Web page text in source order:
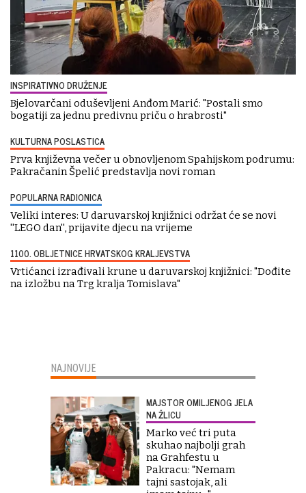
INSPIRATIVNO DRUŽENJE
Bjelovarčani oduševljeni Anđom Marić: "Postali smo
bogatiji za jednu predivnu priču o hrabrosti"
KULTURNA POSLASTICA
Prva književna večer u obnovljenom Spahijskom podrumu:
Pakračanin Špelić predstavlja novi roman
POPULARNA RADIONICA
Veliki interes: U daruvarskoj knjižnici održat će se novi
''LEGO dan'', prijavite djecu na vrijeme
1100. OBLJETNICE HRVATSKOG KRALJEVSTVA
Vrtićanci izrađivali krune u daruvarskoj knjižnici: "Dođite
na izložbu na Trg kralja Tomislava"
NAJNOVIJE
MAJSTOR OMILJENOG JELA
NA ŽLICU
Marko već tri puta
skuhao najbolji grah
na Grahfestu u
Pakracu: "Nemam
tajni sastojak, ali